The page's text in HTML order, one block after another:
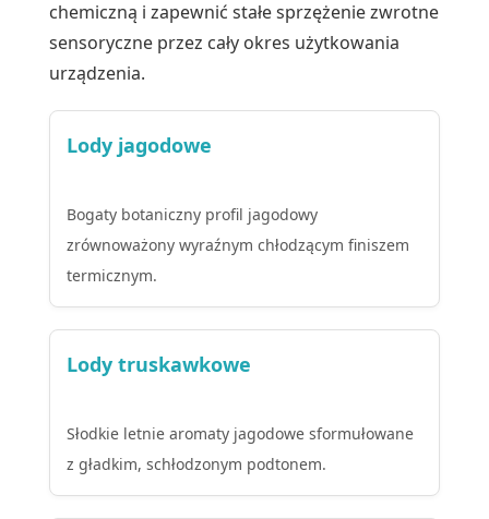
chemiczną i zapewnić stałe sprzężenie zwrotne
sensoryczne przez cały okres użytkowania
urządzenia.
Lody jagodowe
Bogaty botaniczny profil jagodowy
zrównoważony wyraźnym chłodzącym finiszem
termicznym.
Lody truskawkowe
Słodkie letnie aromaty jagodowe sformułowane
z gładkim, schłodzonym podtonem.